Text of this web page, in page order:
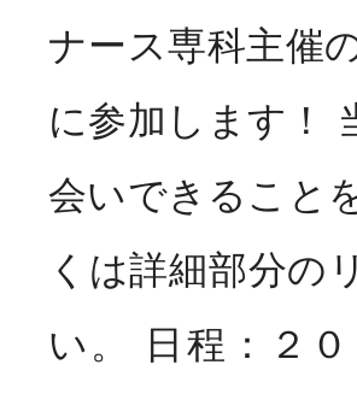
ナース専科主催
に参加します！
会いできること
くは詳細部分の
い。 日程：２